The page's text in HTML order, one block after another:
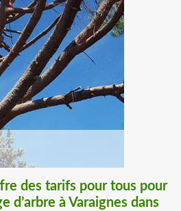
des tarifs pour tous pour
d’arbre à Varaignes dans